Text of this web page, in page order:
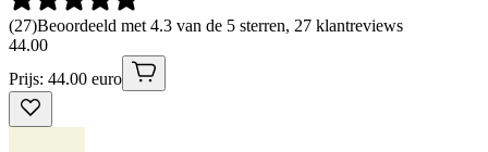
(27)Beoordeeld met 4.3 van de 5 sterren, 27 klantreviews
44.00
Prijs: 44.00 euro